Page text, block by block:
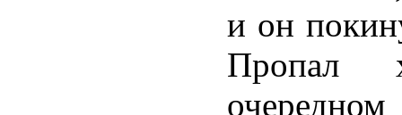
и он
Пропал
очередном